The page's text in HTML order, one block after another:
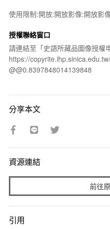
使用限制:開放:開放影像:開放影
授權聯絡窗口
請連結至「史語所藏品圖像授權
https://
@@0.8397848014139848
分享本文
資源連結
前往
引用